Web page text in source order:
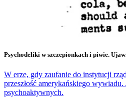
Psychodeliki w szczepionkach i piwie.
W erze, gdy zaufanie do instytucji
przeszłość amerykańskiego
psychoaktywnych.